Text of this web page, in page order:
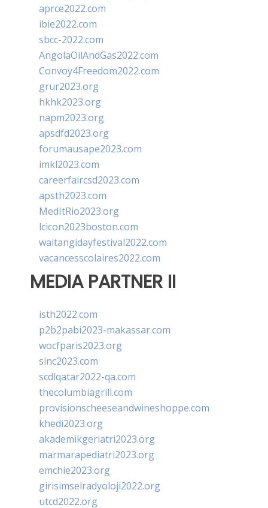
aprce2022.com
ibie2022.com
sbcc-2022.com
AngolaOilAndGas2022.com
Convoy4Freedom2022.com
grur2023.org
hkhk2023.org
napm2023.org
apsdfd2023.org
forumausape2023.com
imkl2023.com
careerfaircsd2023.com
apsth2023.com
MedItRio2023.org
lcicon2023boston.com
waitangidayfestival2022.com
vacancesscolaires2022.com
MEDIA PARTNER II
isth2022.com
p2b2pabi2023-makassar.com
wocfparis2023.org
sinc2023.com
scdlqatar2022-qa.com
thecolumbiagrill.com
provisionscheeseandwineshoppe.com
khedi2023.org
akademikgeriatri2023.org
marmarapediatri2023.org
emchie2023.org
girisimselradyoloji2022.org
utcd2022.org